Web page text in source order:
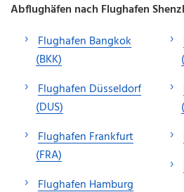
Abflughäfen nach Flughafen
Flughafen Bangkok
(BKK)
Flughafen Düsseldorf
(DUS)
Flughafen Frankfurt
(FRA)
Flughafen Hamburg